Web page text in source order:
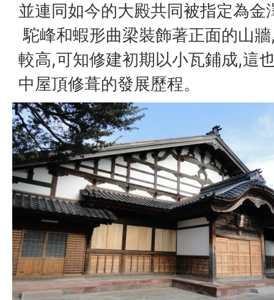
並連同如今的大殿共同被指定為金
駝峰和蝦形曲梁裝飾著正面的山
較高,可知修建初期以小瓦鋪成,這
中屋頂修葺的發展歷程。